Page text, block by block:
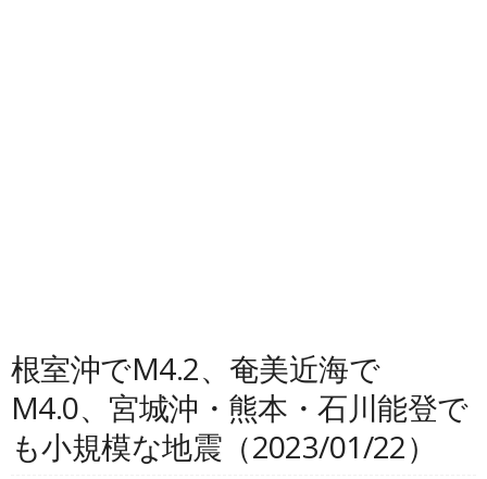
根室沖でM4.2、奄美近海で
M4.0、宮城沖・熊本・石川能登で
も小規模な地震（2023/01/22）